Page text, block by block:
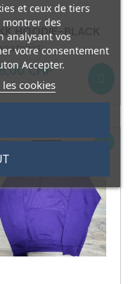
HOODIE-BLACK
CHF
et ceux de tiers
montrer des
analysant vos
votre consentement
Accepter.
cookies